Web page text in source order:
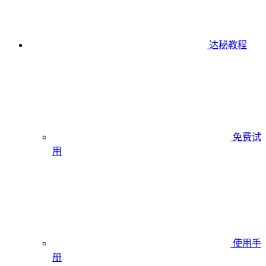
达秘教程
免费试
用
使用手
册